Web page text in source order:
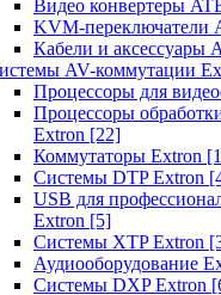
Видео конвертеры
KVM-переключатели
Кабели и аксессуары
AV-коммутации
Процессоры для
Процессоры
Extron [22]
Коммутаторы Extron
Системы DTP Extron
USB для
Extron [5]
Системы XTP Extron
Аудиооборудование
Системы DXP Extron